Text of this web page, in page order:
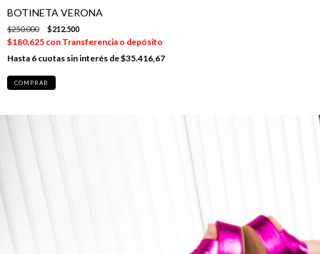
BOTINETA VERONA
$250.000 $212.500
$180.625 con Transferencia o depósito
6 cuotas sin interés de$35.416,67
COMPRAR